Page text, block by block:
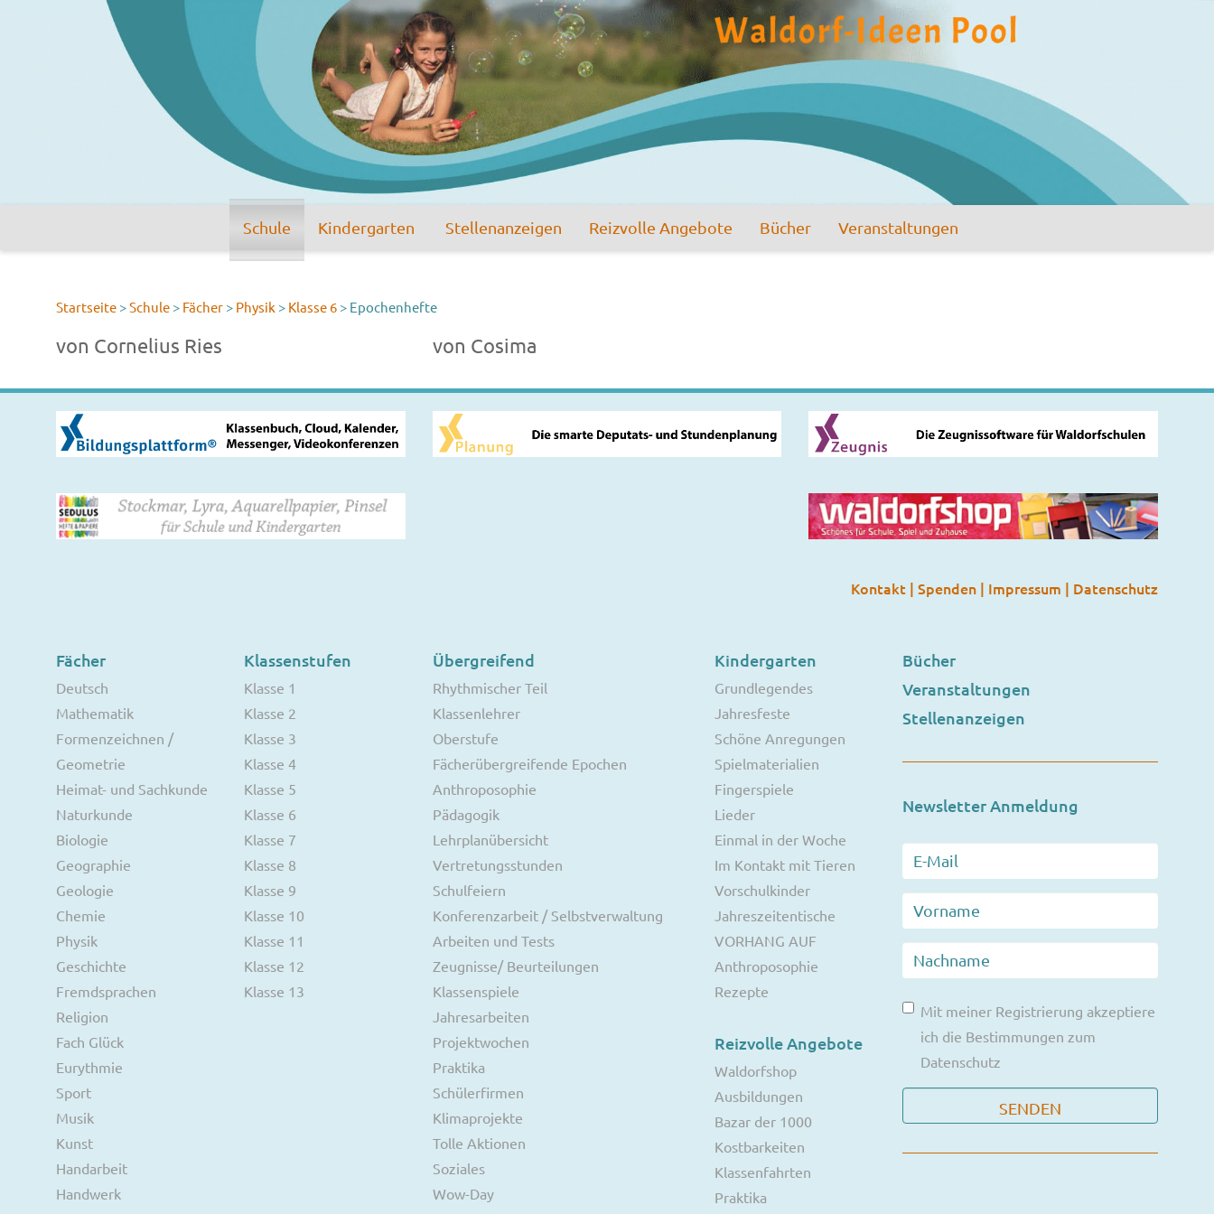
Schule Kindergarten Stellenanzeigen Reizvolle Angebote Bücher Veranstaltungen
Startseite >Schule > Fächer > Physik > Klasse 6 > Epochenhefte
von Cornelius Ries von Cosima
Kontakt | Spenden | Impressum | Datenschutz
Fächer
Deutsch
Mathematik
Formenzeichnen /
Geometrie
Heimat- und Sachkunde
Naturkunde
Biologie
Geographie
Geologie
Chemie
Physik
Geschichte
Fremdsprachen
Religion
Fach Glück
Eurythmie
Sport
Musik
Kunst
Handarbeit
Handwerk
Klassenstufen
Klasse 1
Klasse 2
Klasse 3
Klasse 4
Klasse 5
Klasse 6
Klasse 7
Klasse 8
Klasse 9
Klasse 10
Klasse 11
Klasse 12
Klasse 13
Übergreifend
Rhythmischer Teil
Klassenlehrer
Oberstufe
Fächerübergreifende Epochen
Anthroposophie
Pädagogik
Lehrplanübersicht
Vertretungsstunden
Schulfeiern
Konferenzarbeit / Selbstverwaltung
Arbeiten und Tests
Zeugnisse/ Beurteilungen
Klassenspiele
Jahresarbeiten
Projektwochen
Praktika
Schülerfirmen
Klimaprojekte
Tolle Aktionen
Soziales
Wow-Day
Kindergarten
Grundlegendes
Jahresfeste
Schöne Anregungen
Spielmaterialien
Fingerspiele
Lieder
Einmal in der Woche
Im Kontakt mit Tieren
Vorschulkinder
Jahreszeitentische
VORHANG AUF
Anthroposophie
Rezepte
Reizvolle Angebote
Waldorfshop
Ausbildungen
Bazar der 1000
Kostbarkeiten
Klassenfahrten
Praktika
Bücher
Veranstaltungen
Stellenanzeigen
Newsletter Anmeldung
Mit meiner Registrierung akzeptiere
ich die Bestimmungen zum
Datenschutz